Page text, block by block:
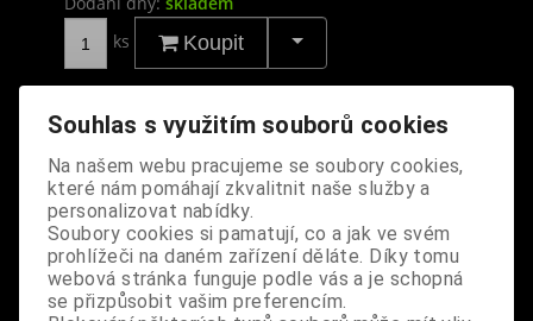
ks
Koupit
Výrobce:import EU
DOSTNASBPUS7322
Záruka (měsíců):24
Dotaz na výrobek
Tisk
materiál: 100% polyester
design: vyšívaná nášivka, nažehlovací
Souhlas s využitím souborů cookies
Na našem webu pracujeme se soubory cookies,
které nám pomáhají zkvalitnit naše služby a
personalizovat nabídky.
Soubory cookies si pamatují, co a jak ve svém
prohlížeči na daném zařízení děláte. Díky tomu
webová stránka funguje podle vás a je schopná
se přizpůsobit vašim preferencím.